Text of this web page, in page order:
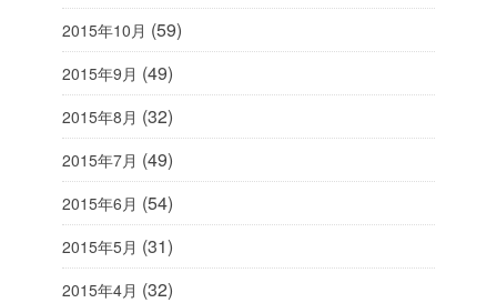
2015年10月 (59)
2015年9月 (49)
2015年8月 (32)
2015年7月 (49)
2015年6月 (54)
2015年5月 (31)
2015年4月 (32)